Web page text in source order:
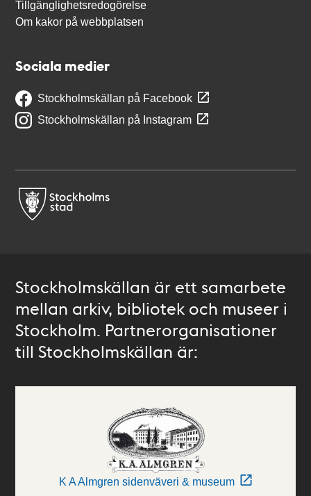
Tillgänglighetsredogörelse
Om kakor på webbplatsen
Sociala medier
Stockholmskällan på Facebook
Stockholmskällan på Instagram
Stockholmskällan är ett samarbete
mellan arkiv, bibliotek och museer i
Stockholm. Partnerorganisationer
till Stockholmskällan är:
K A Almgren sidenväveri & museum